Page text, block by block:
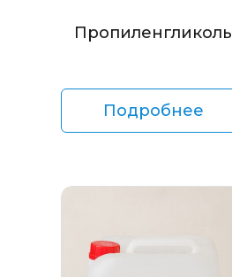
Пропиленгликоль
Подробнее